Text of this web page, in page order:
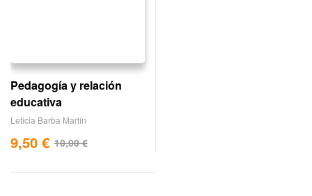
Pedagogía y relación
educativa
Leticia Barba Martín
10,00€
9,50 €